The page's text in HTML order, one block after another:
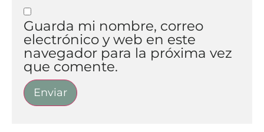
Guarda mi nombre, correo
electrónico y web en este
navegador para la próxima vez
que comente.